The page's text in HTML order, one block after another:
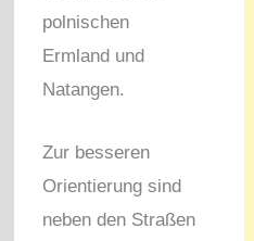
polnischen
Ermland und
Natangen.
Zur besseren
Orientierung sind
neben den Straßen